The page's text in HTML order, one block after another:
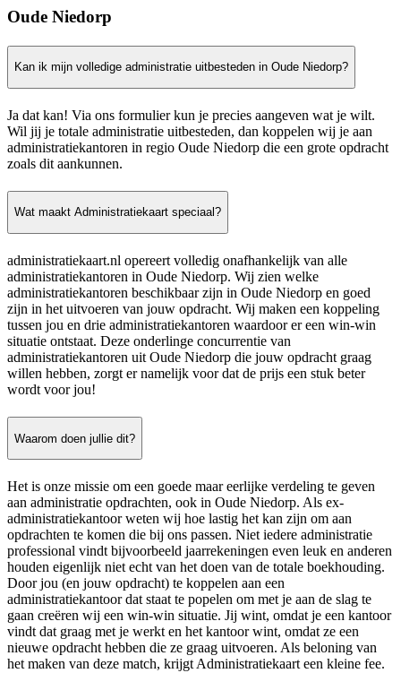
Oude Niedorp
Kan ik mijn volledige administratie uitbesteden in Oude Niedorp?
Ja dat kan! Via ons formulier kun je precies aangeven wat je wilt.
Wil jij je totale administratie uitbesteden, dan koppelen wij je aan
administratiekantoren in regio Oude Niedorp die een grote opdracht
zoals dit aankunnen.
Wat maakt Administratiekaart speciaal?
administratiekaart.nl opereert volledig onafhankelijk van alle
administratiekantoren in Oude Niedorp. Wij zien welke
administratiekantoren beschikbaar zijn in Oude Niedorp en goed
zijn in het uitvoeren van jouw opdracht. Wij maken een koppeling
tussen jou en drie administratiekantoren waardoor er een win-win
situatie ontstaat. Deze onderlinge concurrentie van
administratiekantoren uit Oude Niedorp die jouw opdracht graag
willen hebben, zorgt er namelijk voor dat de prijs een stuk beter
wordt voor jou!
Waarom doen jullie dit?
Het is onze missie om een goede maar eerlijke verdeling te geven
aan administratie opdrachten, ook in Oude Niedorp. Als ex-
administratiekantoor weten wij hoe lastig het kan zijn om aan
opdrachten te komen die bij ons passen. Niet iedere administratie
professional vindt bijvoorbeeld jaarrekeningen even leuk en anderen
houden eigenlijk niet echt van het doen van de totale boekhouding.
Door jou (en jouw opdracht) te koppelen aan een
administratiekantoor dat staat te popelen om met je aan de slag te
gaan creëren wij een win-win situatie. Jij wint, omdat je een kantoor
vindt dat graag met je werkt en het kantoor wint, omdat ze een
nieuwe opdracht hebben die ze graag uitvoeren. Als beloning van
het maken van deze match, krijgt Administratiekaart een kleine fee.